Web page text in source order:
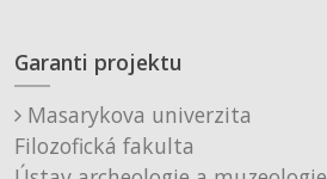
Garanti projektu
Masarykova univerzita
Filozofická fakulta